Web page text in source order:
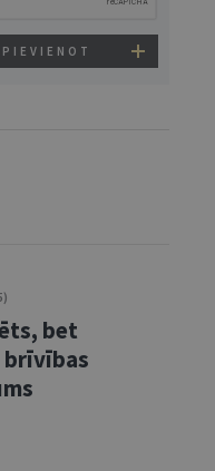
PIEVIENOT
bet
brīvības